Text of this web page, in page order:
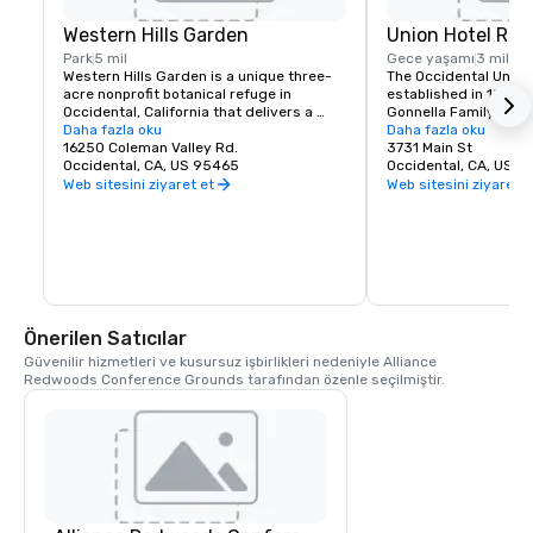
Western Hills Garden
Park5 mil
Western Hills Garden is a unique three-
acre nonprofit botanical refuge in
Occidental, California that delivers a
sensory explosion of textures, colors,
shapes, and sounds. It’s a stunning
example of cultivated biodiversity, home
to rare and important plant species,
Daha fazla oku
16250 Coleman Valley Rd.
Occidental, CA, US 95465
Web sitesini ziyaret et
Union Hotel
Gece yaşamı 3 mil
The Occidental
established in 1879.
Gonnella Family
building houses a
room, and The
opens at 6 am every
freshly baked
beer in town. The
Daha fazla oku
3731 Main St
Occidental, CA, US
Web sitesini ziyaret
Önerilen Satıcılar
Güvenilir hizmetleri ve kusursuz işbirlikleri nedeniyle Alliance
Redwoods Conference Grounds tarafından özenle seçilmiştir.